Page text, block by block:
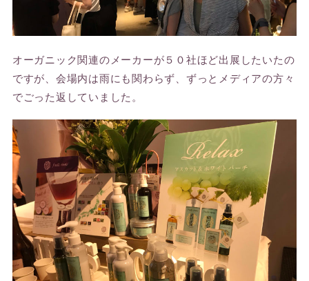
オーガニック関連のメーカーが５０社ほど出展したいたの
ですが、会場内は雨にも関わらず、ずっとメディアの方々
でごった返していました。